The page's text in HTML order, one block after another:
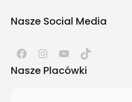
Nasze Social Media
Nasze Placówki